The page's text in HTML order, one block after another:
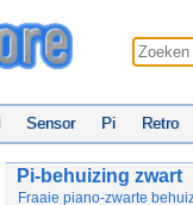
Sensor Pi Retro
Pi-behuizing zwart
Fraaie piano-zwarte